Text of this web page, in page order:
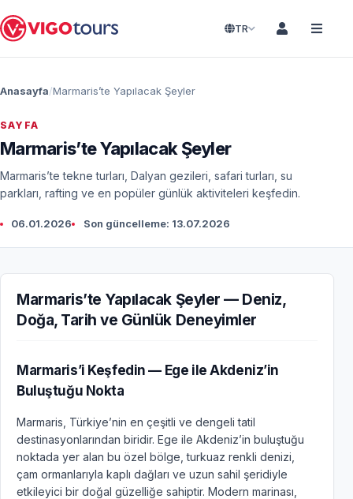
TR
Anasayfa Marmaris’te Yapılacak Şeyler
SAYFA
Marmaris’te Yapılacak Şeyler
Marmaris’te tekne turları, Dalyan gezileri, safari turları, su
parkları, rafting ve en popüler günlük aktiviteleri keşfedin.
06.01.2026 Son güncelleme: 13.07.2026
Marmaris’te Yapılacak Şeyler — Deniz,
Doğa, Tarih ve Günlük Deneyimler
Marmaris’i Keşfedin — Ege ile Akdeniz’in
Buluştuğu Nokta
Marmaris, Türkiye’nin en çeşitli ve dengeli tatil
destinasyonlarından biridir. Ege ile Akdeniz’in buluştuğu
noktada yer alan bu özel bölge, turkuaz renkli denizi,
çam ormanlarıyla kaplı dağları ve uzun sahil şeridiyle
etkileyici bir doğal güzelliğe sahiptir. Modern marinası,